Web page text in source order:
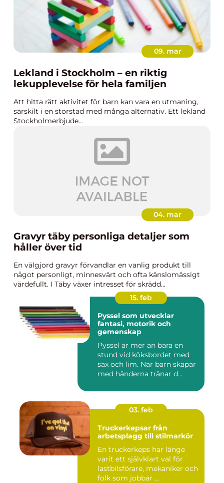
09. mar
Lekland i Stockholm – en riktig
lekupplevelse för hela familjen
Att hitta rätt aktivitet för barn kan vara en utmaning,
särskilt i en storstad med många alternativ. Ett lekland
Stockholmerbjude...
04. mar
Gravyr täby personliga detaljer som
håller över tid
En välgjord gravyr förvandlar en vanlig produkt till
något personligt, minnesvärt och ofta känslomässigt
värdefullt. I Täby växer intresset för skrädd...
15. feb
Pyssel som utvecklar
fantasi, motorik och
gemenskap
Pyssel är mer än bara en
stund vid köksbordet med
sax och lim. När barn skapar
med händerna tränar d...
03. feb
Truckerkepsar från
arbetsplagg till stilmarkör
En truckerkeps har länge
varit ett självklart val för
lastbilsförare, mekaniker och
folk som jobbar ...